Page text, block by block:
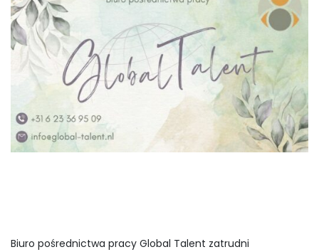
Biuro pośrednictwa pracy Global Talent zatrudni